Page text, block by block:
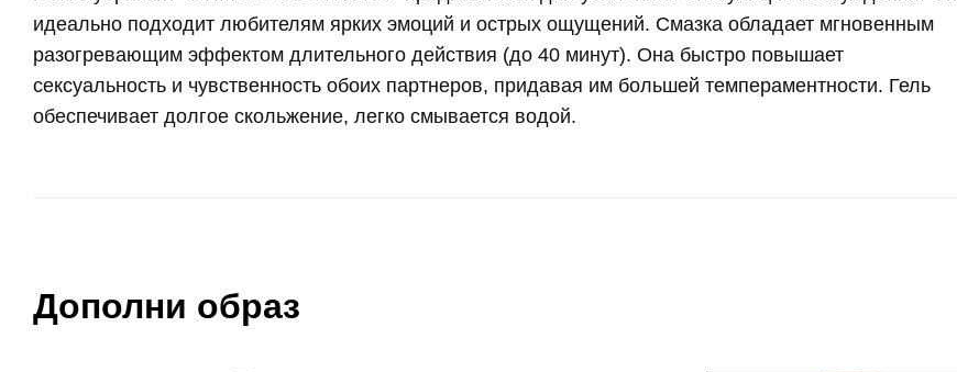
идеально подходит любителям ярких эмоций и острых ощущений. Смазка обладает мгновенным
разогревающим эффектом длительного действия (до 40 минут). Она быстро повышает
сексуальность и чувственность обоих партнеров, придавая им большей темпераментности. Гель
обеспечивает долгое скольжение, легко смывается водой.
Дополни образ